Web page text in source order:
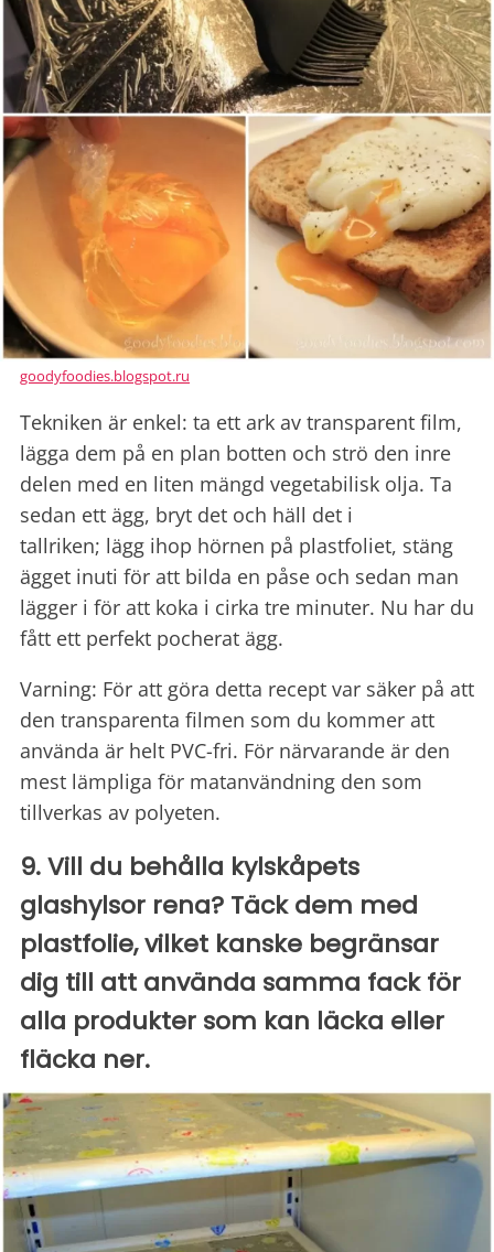
goodyfoodies.blogspot.ru
Tekniken är enkel: ta ett ark av transparent film,
lägga dem på en plan botten och strö den inre
delen med en liten mängd vegetabilisk olja. Ta
sedan ett ägg, bryt det och häll det i
tallriken; lägg ihop hörnen på plastfoliet, stäng
ägget inuti för att bilda en påse och sedan man
lägger i för att koka i cirka tre minuter. Nu har du
fått ett perfekt pocherat ägg.
Varning: För att göra detta recept var säker på att
den transparenta filmen som du kommer att
använda är helt PVC-fri. För närvarande är den
mest lämpliga för matanvändning den som
tillverkas av polyeten.
9. Vill du behålla kylskåpets
glashylsor rena? Täck dem med
plastfolie, vilket kanske begränsar
dig till att använda samma fack för
alla produkter som kan läcka eller
fläcka ner.